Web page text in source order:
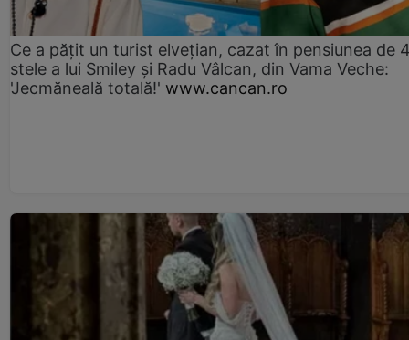
Ce a pățit un turist elvețian, cazat în pensiunea de
stele a lui Smiley și Radu Vâlcan, din Vama Veche:
'Jecmăneală totală!' www.cancan.ro